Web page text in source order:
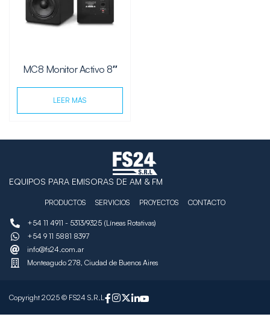
MC8 Monitor Activo 8″
LEER MÁS
EQUIPOS PARA EMISORAS DE AM & FM
PRODUCTOS SERVICIOS PROYECTOS CONTACTO
+54 11 4911 - 5313/9325 (Líneas Rotativas)
+54 9 11 5881 8397
info@fs24.com.ar
Monteagudo 278, Ciudad de Buenos Aires
Copyright 2025 © FS24 S.R.L